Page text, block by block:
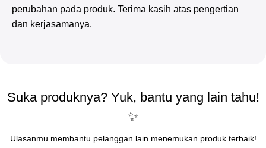
perubahan pada produk. Terima kasih atas pengertian
dan kerjasamanya.
Suka produknya? Yuk, bantu yang lain tahu!
✨
Ulasanmu membantu pelanggan lain menemukan produk terbaik!